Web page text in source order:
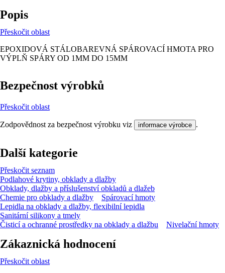
Popis
Přeskočit oblast
EPOXIDOVÁ STÁLOBAREVNÁ SPÁROVACÍ HMOTA PRO
VÝPLŇ SPÁRY OD 1MM DO 15MM
Bezpečnost výrobků
Přeskočit oblast
Zodpovědnost za bezpečnost výrobku viz informace výrobce .
Další kategorie
Přeskočit seznam
Podlahové krytiny, obklady a dlažby
Obklady, dlažby a příslušenství obkladů a dlažeb
Chemie pro obklady a dlažby
Spárovací hmoty
Lepidla na obklady a dlažby, flexibilní lepidla
Sanitární silikony a tmely
Čisticí a ochranné prostředky na obklady a dlažbu
Nivelační hmoty
Zákaznická hodnocení
Přeskočit oblast